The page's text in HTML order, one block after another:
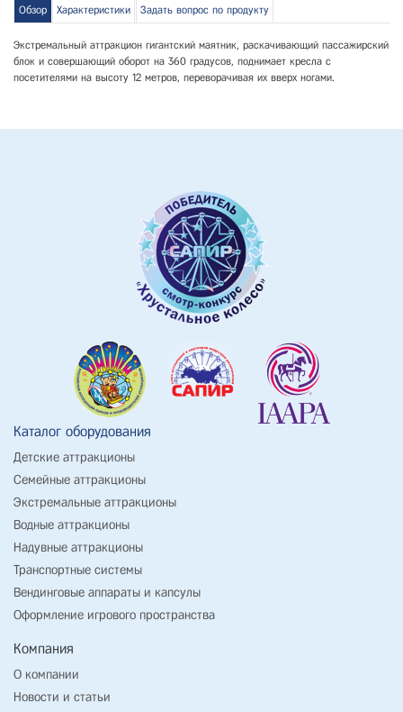
Обзор Характеристики Задать вопрос по продукту
Экстремальный аттракцион гигантский маятник, раскачивающий пассажирский
блок и совершающий оборот на 360 градусов, поднимает кресла с
посетителями на высоту 12 метров, переворачивая их вверх ногами.
Каталог оборудования
Детские аттракционы
Семейные аттракционы
Экстремальные аттракционы
Водные аттракционы
Надувные аттракционы
Транспортные системы
Вендинговые аппараты и капсулы
Оформление игрового пространства
Компания
О компании
Новости и статьи